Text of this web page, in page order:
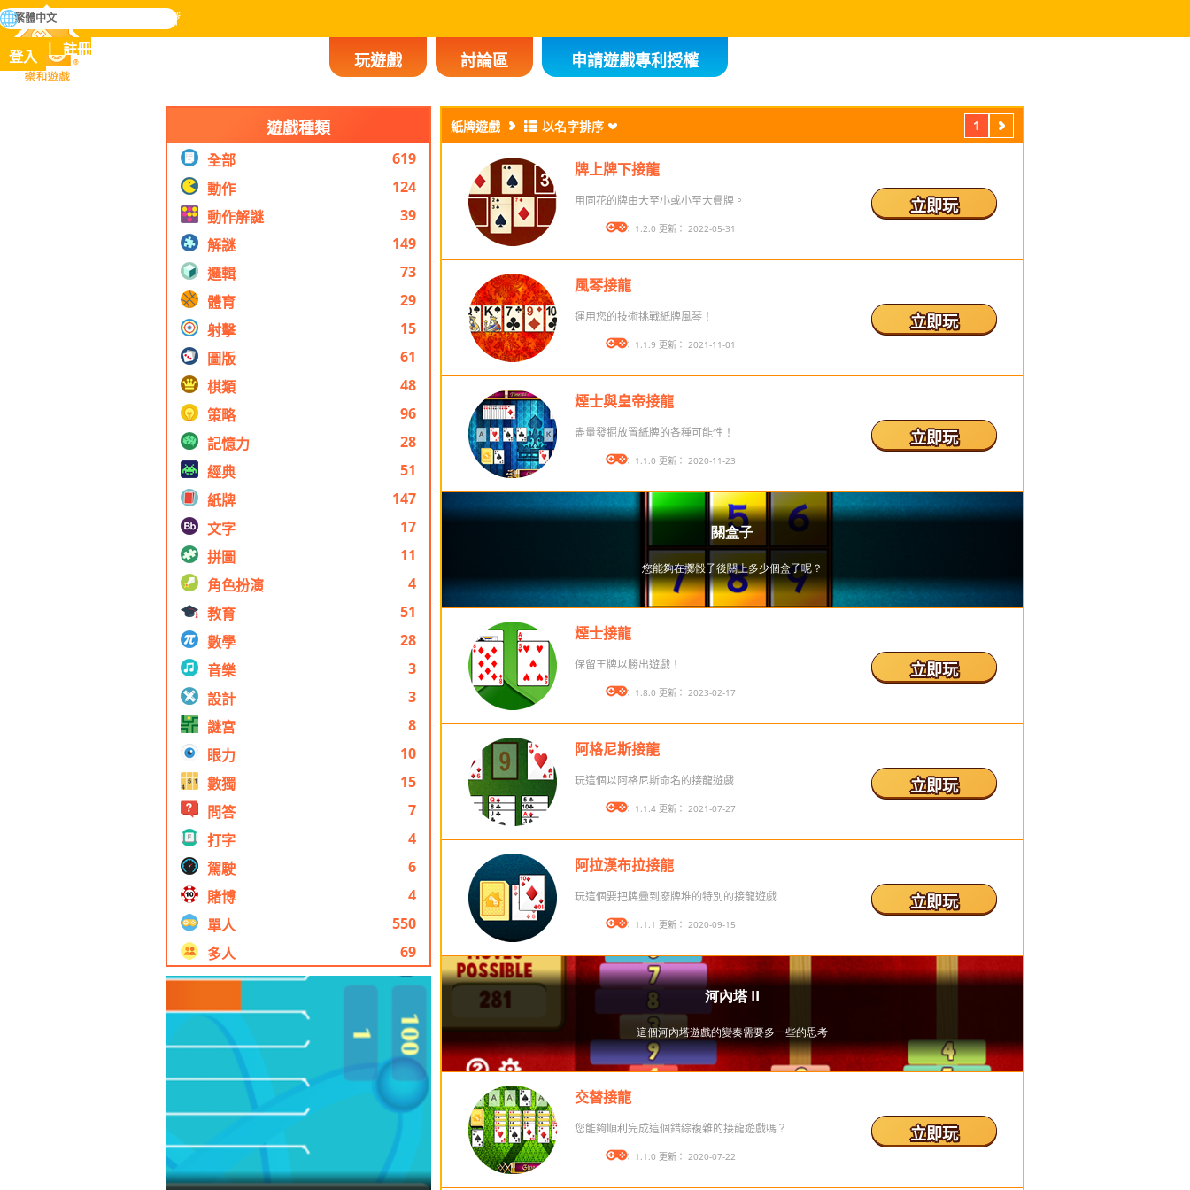
樂和遊戲
掌握人類歷史上所有遊戲
搜
尋
玩遊戲 討論區 申請遊戲專利授權
登入 註冊
繁體中文
遊戲種類
全部
619
動作
124
動作解謎
39
解謎
149
邏輯
73
體育
29
射擊
15
圖版
61
棋類
48
策略
96
記憶力
28
經典
51
紙牌
147
文字
17
拼圖
11
角色扮演
4
教育
51
數學
28
音樂
3
設計
3
謎宮
8
眼力
10
數獨
15
問答
7
打字
4
駕駛
6
賭博
4
單人
550
多人
69
紙牌遊戲 以名字排序 1
下
一
牌上牌下接龍
用同花的牌由大至小或小至大疊牌。
版本： 1.2.0 更新： 2022-05-31
立即玩
風琴接龍
運用您的技術挑戰紙牌風琴！
版本： 1.1.9 更新： 2021-11-01
立即玩
煙士與皇帝接龍
盡量發掘放置紙牌的各種可能性！
版本： 1.1.0 更新： 2020-11-23
立即玩
煙士接龍
保留王牌以勝出遊戲！
版本： 1.8.0 更新： 2023-02-17
立即玩
阿格尼斯接龍
玩這個以阿格尼斯命名的接龍遊戲
版本： 1.1.4 更新： 2021-07-27
立即玩
阿拉漢布拉接龍
玩這個要把牌疊到廢牌堆的特別的接龍遊戲
版本： 1.1.1 更新： 2020-09-15
立即玩
交替接龍
您能夠順利完成這個錯綜複雜的接龍遊戲嗎？
版本： 1.1.0 更新： 2020-07-22
立即玩